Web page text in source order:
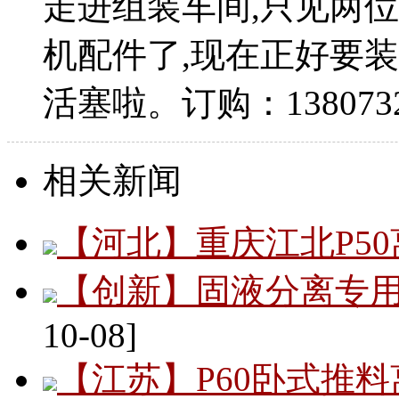
机配件了,现在正好要
活塞啦。订购：
相关新闻
【河北】重庆江北
【创新】固液分离专
10-08]
【江苏】P60卧式推